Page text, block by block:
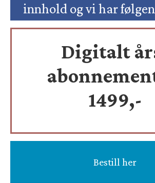
innhold og vi har
Digitalt
1499,-
Bestill her